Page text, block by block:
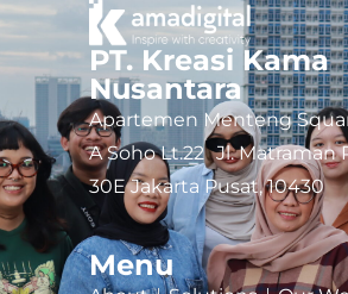
PT. Kreasi Kama
Nusantara
Apartemen Menteng
A Soho Lt.22 Jl. Matraman
30E Jakarta Pusat, 10430
Menu